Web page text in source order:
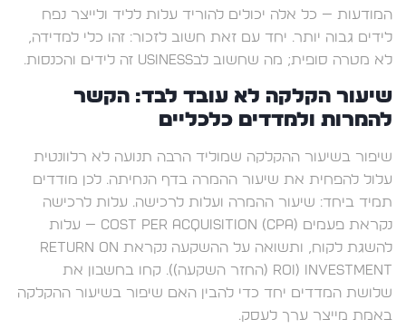
המודעות — כל אלה יכולים להוריד עלות לליד ולייצר נפח
לידים גבוה יותר. יחד עם זאת חשוב לזכור: זהו כלי למדידה,
לא מטרה סופית; מה שחשוב לבusiness זה לידים והכנסות.
שיעור הקלקה לא עובד לבד: הקשר
להמרות ולמדדים כלכליים
שיפור בשיעור ההקלקה שמוליד הרבה תנועה לא רלוונטית
עלול להפחית את שיעור ההמרה בדף הנחיתה. לכן מודדים
תמיד ביחד: שיעור ההמרה ועלות לרכישה. עלות לרכישה
נקראת פעמים Cost Per Acquisition (CPA) — עלות
להשגת לקוח, ותשואה על ההשקעה נקראת Return on
Investment (ROI (החזר השקעה)). קחו בחשבון את
שלושת המדדים יחד כדי להבין האם שיפור בשיעור ההקלקה
באמת מייצר ערך לעסק.